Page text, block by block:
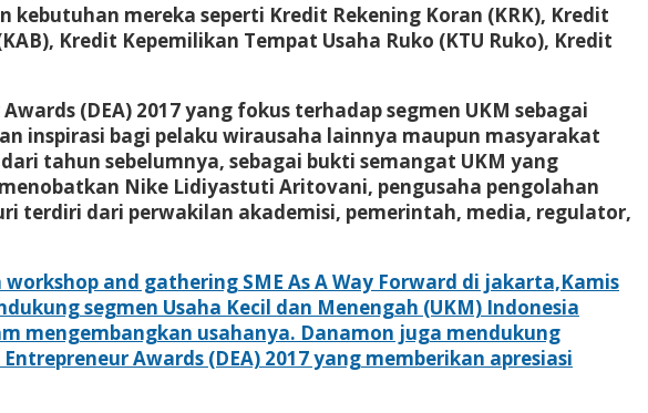
mereka seperti Kredit Rekening Koran (KRK), Kredit
Kredit Kepemilikan Tempat Usaha Ruko (KTU Ruko), Kredit
(DEA) 2017 yang fokus terhadap segmen UKM sebagai
inspirasi bagi pelaku wirausaha lainnya maupun masyarakat
tahun sebelumnya, sebagai bukti semangat UKM yang
Nike Lidiyastuti Aritovani, pengusaha pengolahan
terdiri dari perwakilan akademisi, pemerintah, media, regulator,